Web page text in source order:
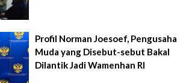
Profil Norman Joesoef, Pengusaha
Muda yang Disebut-sebut Bakal
Dilantik Jadi Wamenhan RI